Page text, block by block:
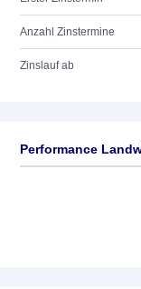
Anzahl Zinstermine
Zinslauf ab
Performance